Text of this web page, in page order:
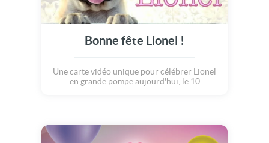
Bonne fête Lionel !
Une carte vidéo unique pour célébrer Lionel
en grande pompe aujourd'hui, le 10